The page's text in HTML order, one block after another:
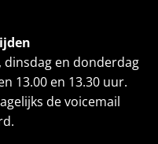
dinsdag en donderdag
13.00 en 13.30 uur.
de voicemail